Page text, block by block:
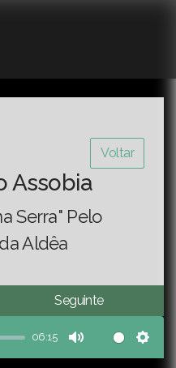
Voltar
Assobia
Serra" Pelo
Aldêa
Seguinte
06:15
Mute